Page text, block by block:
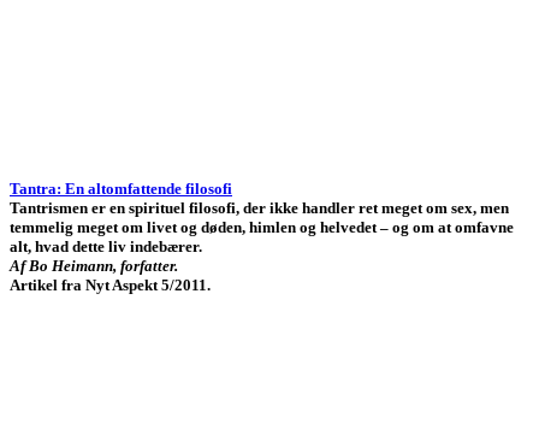
Tantra: En altomfattende filosofi
Tantrismen er en spirituel filosofi, der ikke handler ret meget om sex, men
temmelig meget om livet og døden, himlen og helvedet – og om at omfavne
alt, hvad dette liv indebærer.
Af Bo Heimann, forfatter.
Artikel fra Nyt Aspekt 5/2011.